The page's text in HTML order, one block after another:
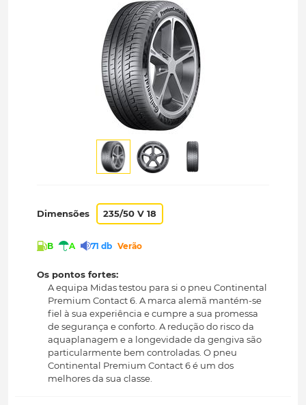
Dimensões 235/50 V 18
B A 71 db Verão
Os pontos fortes:
A equipa Midas testou para si o pneu Continental
Premium Contact 6. A marca alemã mantém-se
fiel à sua experiência e cumpre a sua promessa
de segurança e conforto. A redução do risco da
aquaplanagem e a longevidade da gengiva são
particularmente bem controladas. O pneu
Continental Premium Contact 6 é um dos
melhores da sua classe.